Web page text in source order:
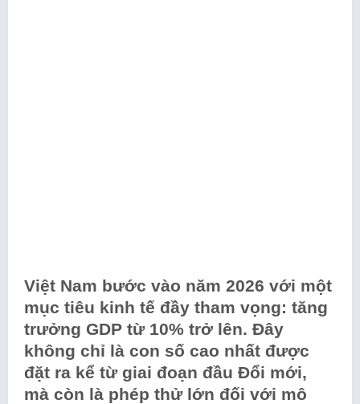
Việt Nam bước vào năm 2026 với một
mục tiêu kinh tế đầy tham vọng: tăng
trưởng GDP từ 10% trở lên. Đây
không chỉ là con số cao nhất được
đặt ra kể từ giai đoạn đầu Đổi mới,
mà còn là phép thử lớn đối với mô